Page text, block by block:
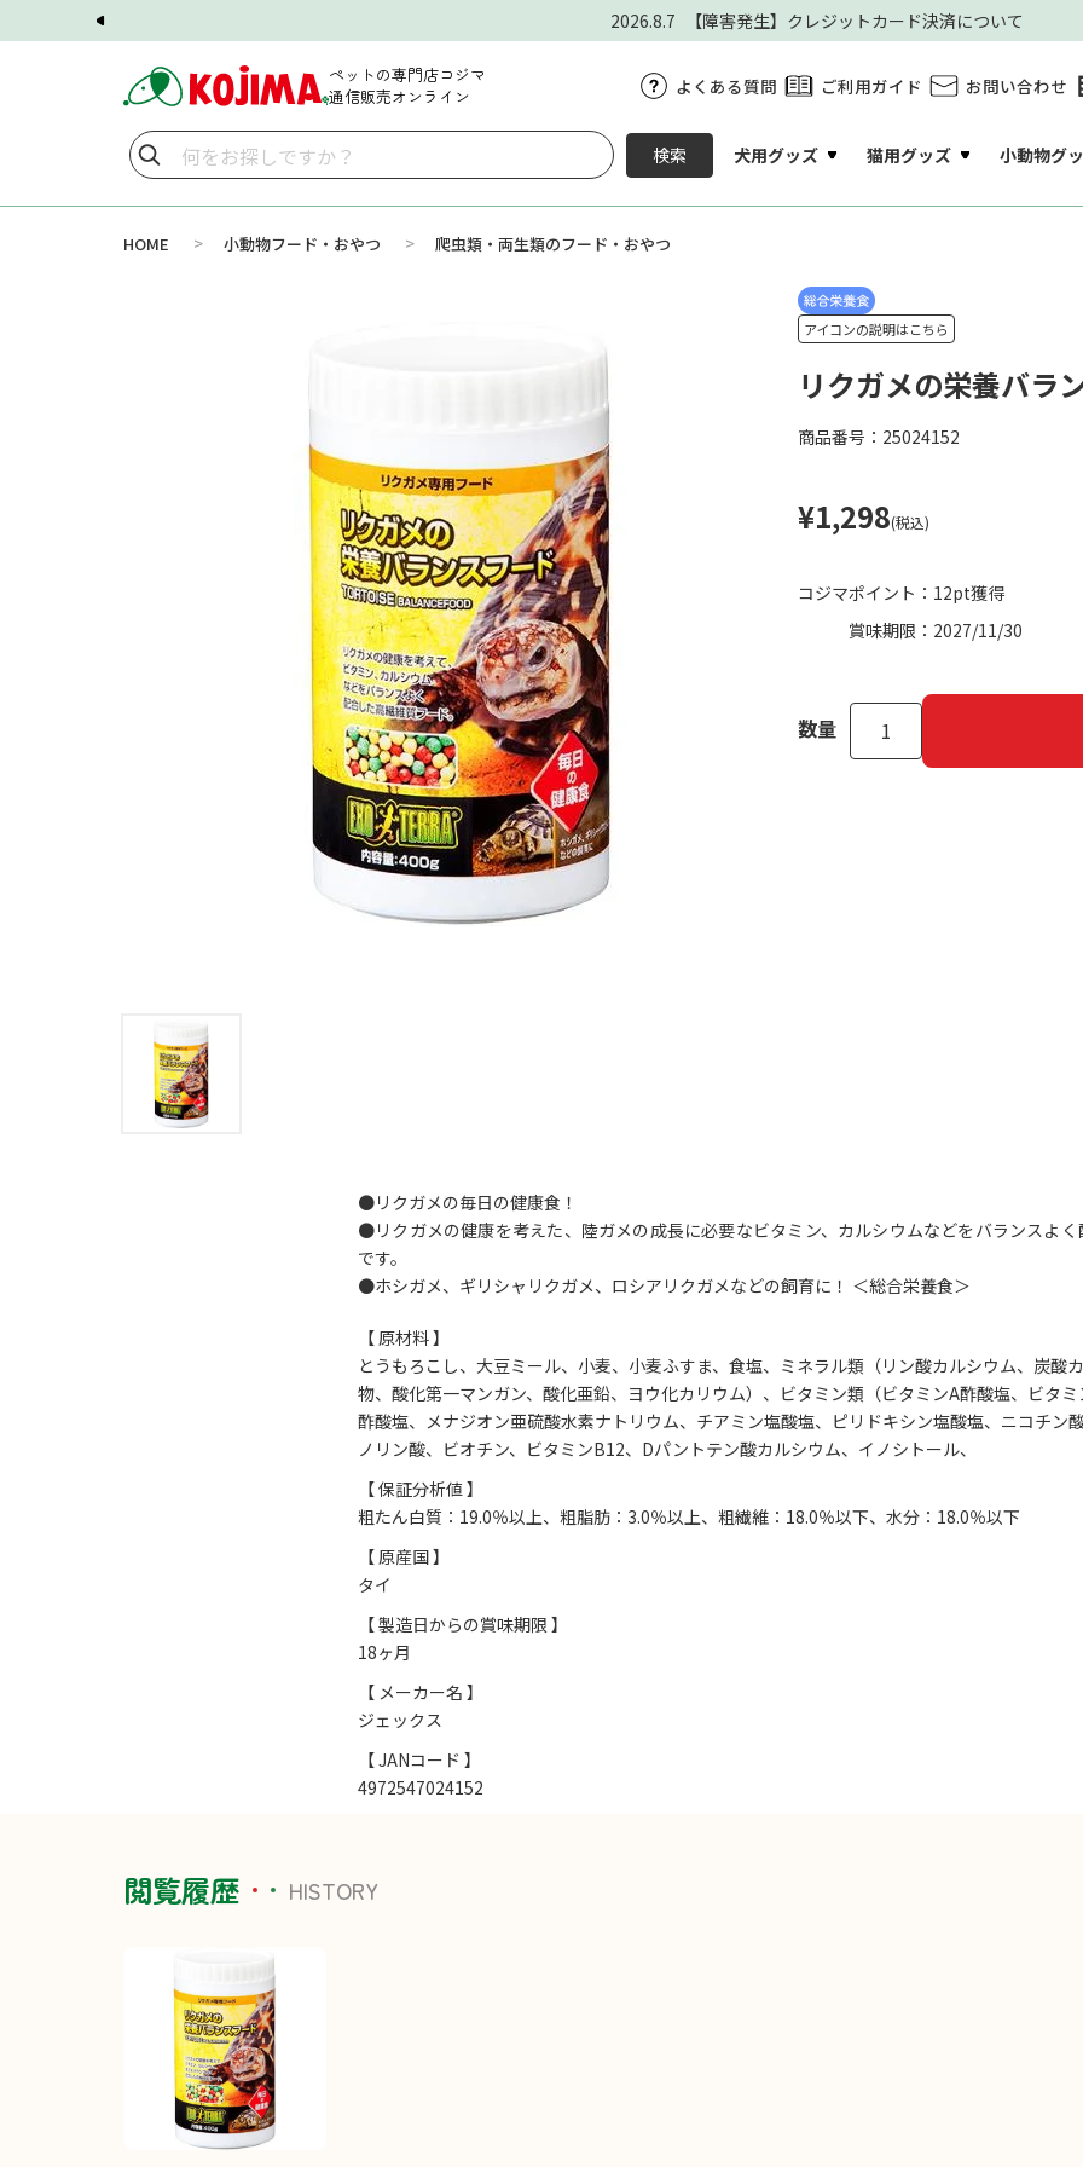
2026.8.7 【障害発生】クレジットカード決済について
ペットの専門店コジマ
通信販売オンライン
よくある質問 ご利用ガイド お問い合わせ
検索 犬用グッズ 猫用グッズ 小動物グ
HOME > 小動物フード・おやつ > 爬虫類・両生類のフード・おやつ
アイコンの説明はこちら
リクガメの栄養バラ
商品番号：25024152
¥1,298(税込)
コジマポイント： 12pt獲得
賞味期限： 2027/11/30
数量
●リクガメの毎日の健康食！
●リクガメの健康を考えた、陸ガメの成長に必要なビタミン、カルシウムなどをバランスよ
です。
●ホシガメ、ギリシャリクガメ、ロシアリクガメなどの飼育に！ ＜総合栄養食＞
【 原材料 】
とうもろこし、大豆ミール、小麦、小麦ふすま、食塩、ミネラル類（リン酸カルシウム、炭酸
物、酸化第一マンガン、酸化亜鉛、ヨウ化カリウム）、ビタミン類（ビタミンA酢酸塩、ビタ
酢酸塩、メナジオン亜硫酸水素ナトリウム、チアミン塩酸塩、ピリドキシン塩酸塩、ニコチン
ノリン酸、ビオチン、ビタミンB12、Dパントテン酸カルシウム、イノシトール、
【 保証分析値 】
粗たん白質：19.0％以上、粗脂肪：3.0％以上、粗繊維：18.0％以下、水分：18.0％以下
【 原産国 】
タイ
【 製造日からの賞味期限 】
18ヶ月
【 メーカー名 】
ジェックス
【 JANコード 】
4972547024152
閲覧履歴 HISTORY